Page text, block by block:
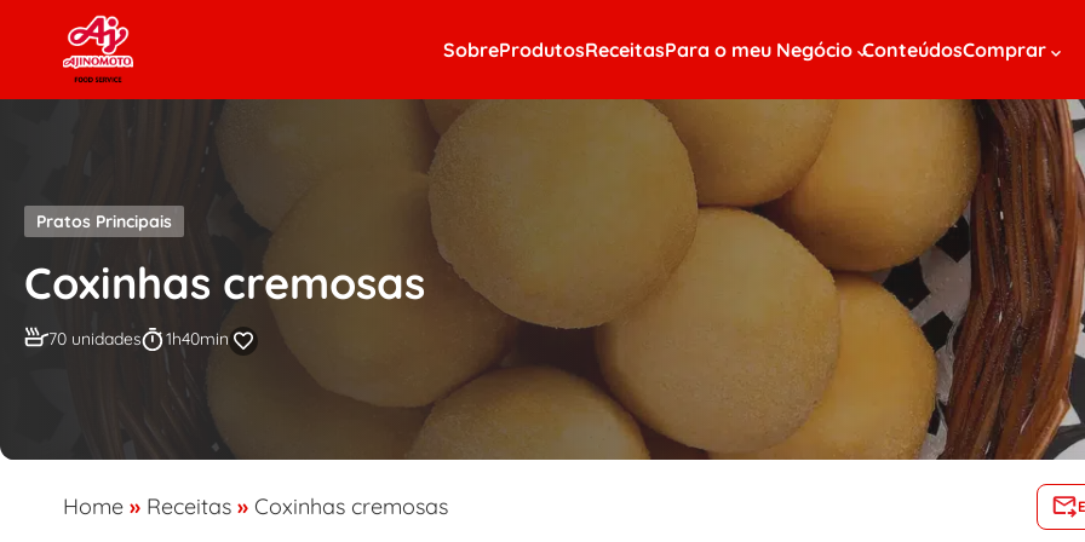
Skip to content
SobreProdutosReceitasPara o meu Negócio ConteúdosComprar
Pratos Principais
Coxinhas cremosas
70 unidades 1h40min
Home » Receitas » Coxinhas cremosas